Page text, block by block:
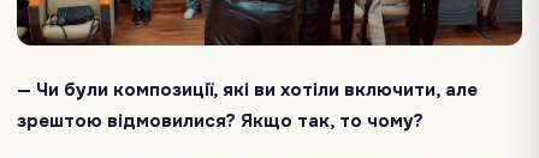
— Чи були композиції, які ви хотіли включити, але
зрештою відмовилися? Якщо так, то чому?